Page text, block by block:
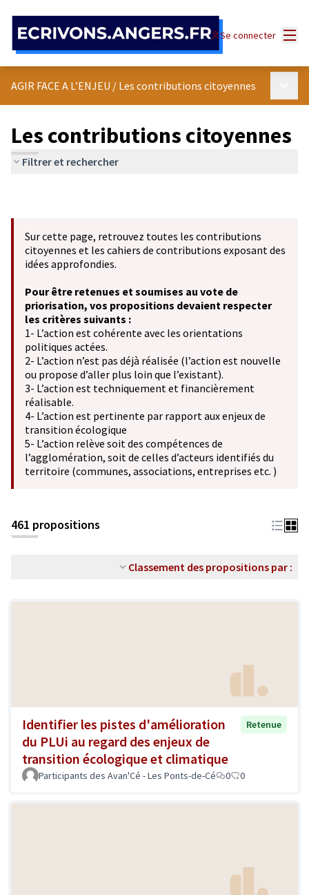
Se connecter
AGIR FACE A L’ENJEU / Les contributions citoyennes
Les contributions citoyennes
Filtrer et rechercher
Sur cette page, retrouvez toutes les contributions
citoyennes et les cahiers de contributions exposant des
idées approfondies.
Pour être retenues et soumises au vote de
priorisation, vos propositions devaient respecter
les critères suivants :
1- L’action est cohérente avec les orientations
politiques actées.
2- L’action n’est pas déjà réalisée (l’action est nouvelle
ou propose d’aller plus loin que l’existant).
3- L’action est techniquement et financièrement
réalisable.
4- L’action est pertinente par rapport aux enjeux de
transition écologique
5- L’action relève soit des compétences de
l’agglomération, soit de celles d’acteurs identifiés du
territoire (communes, associations, entreprises etc. )
461 propositions
Classement des propositions par :
Identifier les pistes d'amélioration
du PLUi au regard des enjeux de
transition écologique et climatique
Retenue
Participants des Avan'Cé - Les Ponts-de-Cé 0 0